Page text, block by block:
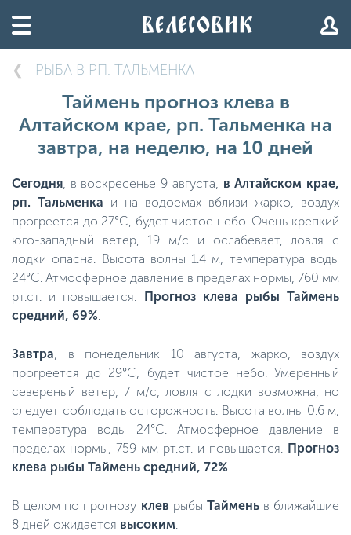
РЫБА В РП. ТАЛЬМЕНКА
Таймень прогноз клева в
Алтайском крае, рп. Тальменка на
завтра, на неделю, на 10 дней
Сегодня, в воскресенье 9 августа, в Алтайском крае,
рп. Тальменка и на водоемах вблизи жарко, воздух
прогреется до 27°C, будет чистое небо. Очень крепкий
юго-западный ветер, 19 м/с и ослабевает, ловля с
лодки опасна. Высота волны 1.4 м, температура воды
24°C. Атмосферное давление в пределах нормы, 760 мм
рт.ст. и повышается. Прогноз клева рыбы Таймень
средний, 69%.
Завтра, в понедельник 10 августа, жарко, воздух
прогреется до 29°C, будет чистое небо. Умеренный
севереный ветер, 7 м/с, ловля с лодки возможна, но
следует соблюдать осторожность. Высота волны 0.6 м,
температура воды 24°C. Атмосферное давление в
пределах нормы, 759 мм рт.ст. и повышается. Прогноз
клева рыбы Таймень средний, 72%.
В целом по прогнозу клев рыбы Тайменьв ближайшие
8 дней ожидается высоким.